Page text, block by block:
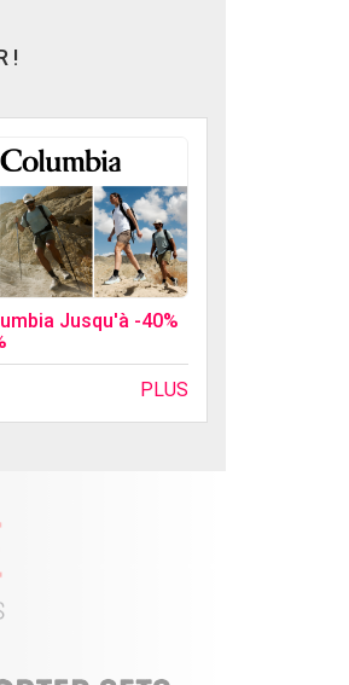
!
Jusqu'à -40%
PLUS